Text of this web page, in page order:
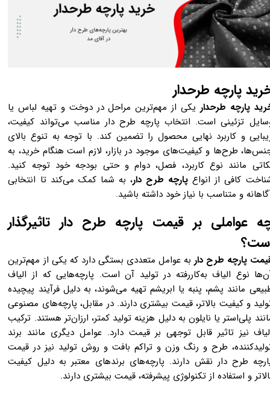
پارچه طرحدار
پارچه طرحدار یکی از مهم‌ترین مراحل در دوخت و تهیه لباس یا
تزئینی است. انتخاب پارچه طرح دار مناسب می‌تواند کیفیت،
و کاربرد نهایی محصول را تضمین کند. با توجه به تنوع بالای
طرح‌ها و کیفیت‌های موجود در بازار، لازم است هنگام خرید، به
مانند نوع کاربرد، فصل، دوام و حتی بودجه خود توجه کنید.
کافی از انواع پارچه‌ طرح دار، به شما کمک می‌کند تا انتخابی
و متناسب با نیاز خود داشته باشید.
عواملی بر قیمت پارچه طرح دار تاثیرگذار
پارچه طرح داربه عوامل متعددی بستگی دارد که یکی از مهم‌ترین
نوع الیاف به‌کاررفته در تولید آن است. پارچه‌هایی که از الیاف
مانند پشم، پنبه یا ابریشم تهیه می‌شوند، به دلیل فرآیند پیچیده
و کیفیت بالاتر، قیمت بیشتری دارند. در مقابل، پارچه‌های مصنوعی
پلی‌استر یا نایلون به دلیل هزینه تولید کمتر، ارزان‌تر هستند. ترکیب
نیز تاثیر قابل توجهی بر قیمت دارد. عوامل دیگری مانند برند
طرح و رنگ وزن و تراکم بافت و روش تولید نیز در قیمت
طرح دار نقش دارند. پارچه‌های برندهای معتبر به دلیل کیفیت
و استفاده از تکنولوژی پیشرفته، قیمت بیشتری دارند.